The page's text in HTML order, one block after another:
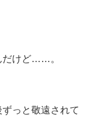
だけど……。
っと敬遠されて